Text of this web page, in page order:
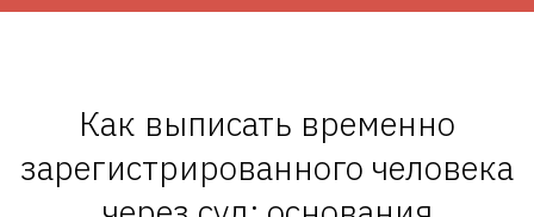
Как выписать временно
зарегистрированного человека